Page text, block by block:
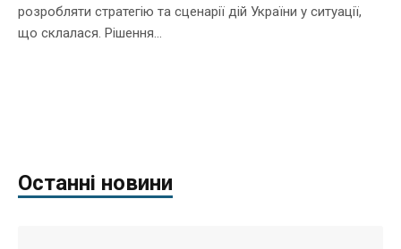
розробляти стратегію та сценарії дій України у ситуації,
що склалася. Рішення...
Останні новини